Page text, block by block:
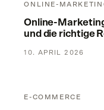
ONLINE-
Online-
und die richtige
10. APRIL 2026
E-COMMERCE